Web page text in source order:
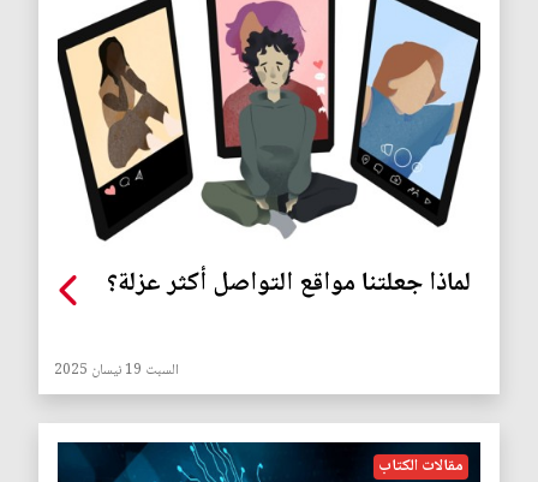
لماذا جعلتنا مواقع التواصل أكثر عزلة؟
السبت 19 نيسان 2025
مقالات الكتاب